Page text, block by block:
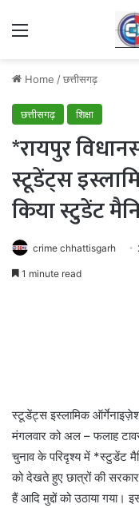
Menu
Home /छत्तीसगढ़
छत्तीसगढ़ शिक्षा
*रायपुर
स्टूडेंट्स
किया स्टुडेंट
crime chhattisgarh
1 minute read
स्टूडेंट्स इस्लामिक
मंगलवार को अल – फलाह
चुनाव के परिदृश्य में *स्टुडेंट
को देखते हुए छात्रों की
हैं आदि मुद्दों को उठाया गया।